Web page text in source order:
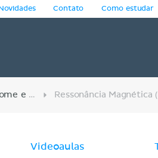
Novidades Contato Como estudar
Abdome e pelve
Videoaulas